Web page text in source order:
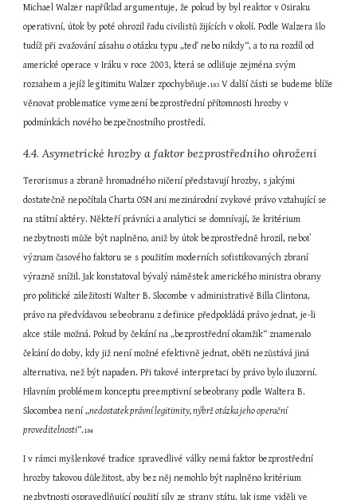
Michael Walzer například argumentuje, že pokud by byl reaktor v Osiraku
operativní, útok by poté ohrozil řadu civilistů žijících v okolí. Podle Walzera šlo
tudíž při zvažování zásahu o otázku typu „teď nebo nikdy“, a to na rozdíl od
americké operace v Iráku v roce 2003, která se odlišuje zejména svým
rozsahem a jejíž legitimitu Walzer zpochybňuje.183 V další části se budeme blíže
věnovat problematice vymezení bezprostřední přítomnosti hrozby v
podmínkách nového bezpečnostního prostředí.
4.4. Asymetrické hrozby a faktor bezprostředního ohrožení
Terorismus a zbraně hromadného ničení představují hrozby, s jakými
dostatečně nepočítala Charta OSN ani mezinárodní zvykové právo vztahující se
na státní aktéry. Někteří právníci a analytici se domnívají, že kritérium
nezbytnosti může být naplněno, aniž by útok bezprostředně hrozil, neboť
význam časového faktoru se s použitím moderních sofistikovaných zbraní
výrazně snížil. Jak konstatoval bývalý náměstek amerického ministra obrany
pro politické záležitosti Walter B. Slocombe v administrativě Billa Clintona,
právo na předvídavou sebeobranu z definice předpokládá právo jednat, je-li
akce stále možná. Pokud by čekání na „bezprostřední okamžik“ znamenalo
čekání do doby, kdy již není možné efektivně jednat, oběti nezůstává jiná
alternativa, než být napaden. Při takové interpretaci by právo bylo iluzorní.
Hlavním problémem konceptu preemptivní sebeobrany podle Waltera B.
Slocombea není „nedostatek právní legitimity, nýbrž otázka jeho operační
proveditelnosti“.184
I v rámci myšlenkové tradice spravedlivé války nemá faktor bezprostřední
hrozby takovou důležitost, aby bez něj nemohlo být naplněno kritérium
nezbytnosti ospravedlňující použití síly ze strany státu. Jak jsme viděli ve